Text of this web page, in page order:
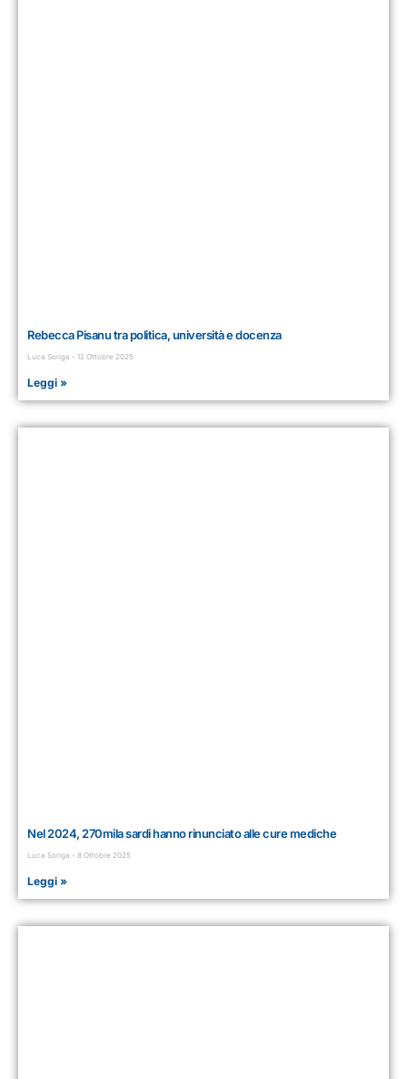
Rebecca Pisanu tra politica, università e docenza
Luca Soriga 12 Ottobre 2025
Leggi »
Nel 2024, 270mila sardi hanno rinunciato alle cure mediche
Luca Soriga 8 Ottobre 2025
Leggi »